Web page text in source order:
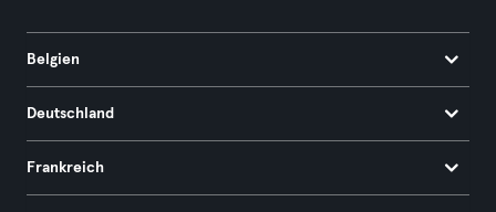
Belgien
Deutschland
Frankreich